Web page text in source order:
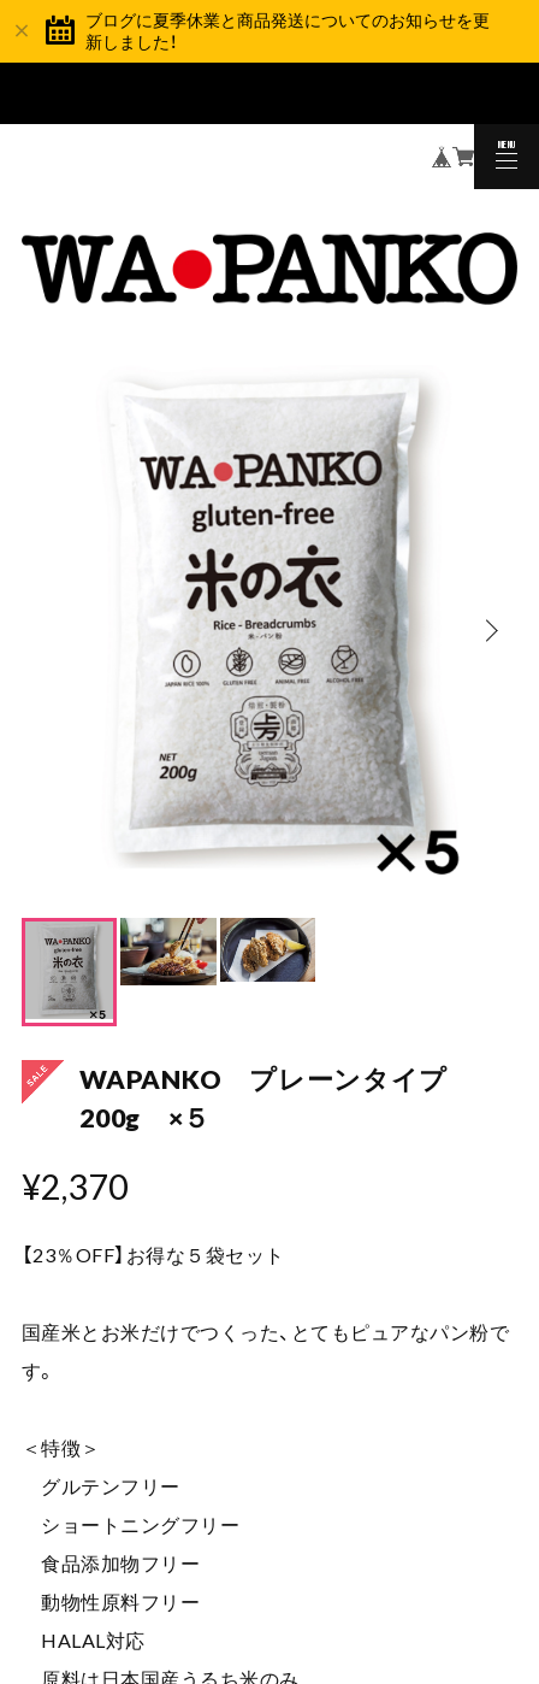
ブログに夏季休業と商品発送についてのお知らせを更
新しました！
MENU
CLOSE
WAPANKO プレーンタイプ
200g ×５
¥2,370
【23％OFF】お得な５袋セット
国産米とお米だけでつくった、とてもピュアなパン粉で
す。
＜特徴＞
グルテンフリー
ショートニングフリー
食品添加物フリー
動物性原料フリー
HALAL対応
原料は日本国産うるち米のみ